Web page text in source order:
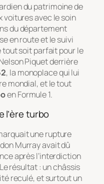
du patrimoine de
voitures avec le soin
du département
en route et le suivi
tout soit parfait pour le
Piquet derrière
, la monoplace qui lui
mondial, et le tout
en Formule 1.
l’ère turbo
une rupture
Murray avait dû
après l’interdiction
résultat : un châssis
reculé, et surtout un